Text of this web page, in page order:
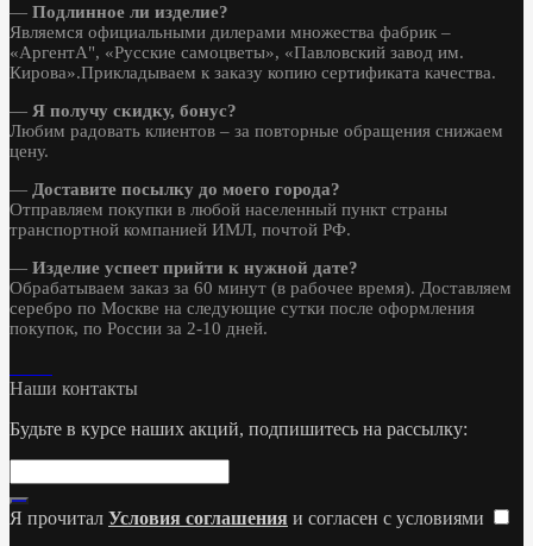
— Подлинное ли изделие?
Являемся официальными дилерами множества фабрик –
«АргентА", «Русские самоцветы», «Павловский завод им.
Кирова».Прикладываем к заказу копию сертификата качества.
— Я получу скидку, бонус?
Любим радовать клиентов – за повторные обращения снижаем
цену.
— Доставите посылку до моего города?
Отправляем покупки в любой населенный пункт страны
транспортной компанией ИМЛ, почтой РФ.
— Изделие успеет прийти к нужной дате?
Обрабатываем заказ за 60 минут (в рабочее время). Доставляем
серебро по Москве на следующие сутки после оформления
покупок, по России за 2-10 дней.
Наши контакты
Будьте в курсе наших акций, подпишитесь на рассылку:
Я прочитал Условия соглашения и согласен с условиями